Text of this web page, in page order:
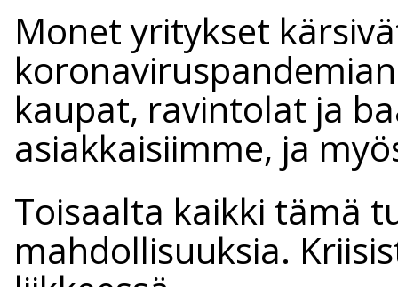
Monet yritykset
kaupat, ravintolat ja
asiakkaisiimme, ja
Toisaalta kaikki tämä
mahdollisuuksia.